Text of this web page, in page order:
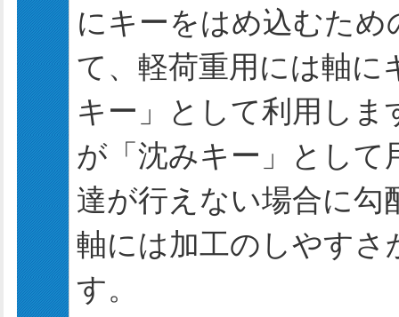
にキーをはめ込むた
て、軽荷重用には軸に
キー」として利用しま
が「沈みキー」とし
達が行えない場合に勾
軸には加工のしやすさ
す。